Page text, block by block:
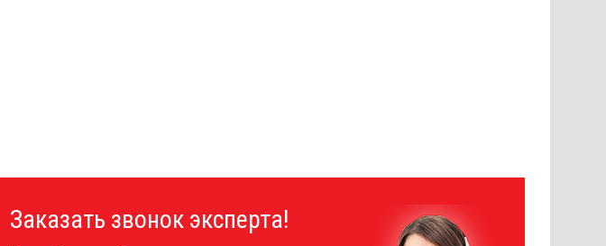
Заказать звонок эксперта!